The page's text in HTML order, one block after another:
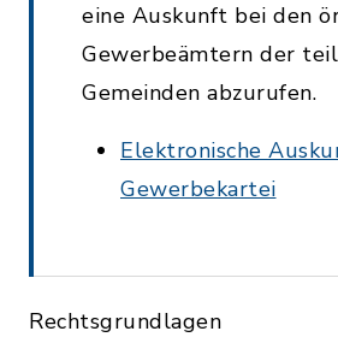
eine Auskunft bei den
Gewerbeämtern der
Gemeinden abzurufen.
Elektronische
Gewerbekartei
Rechtsgrundlagen